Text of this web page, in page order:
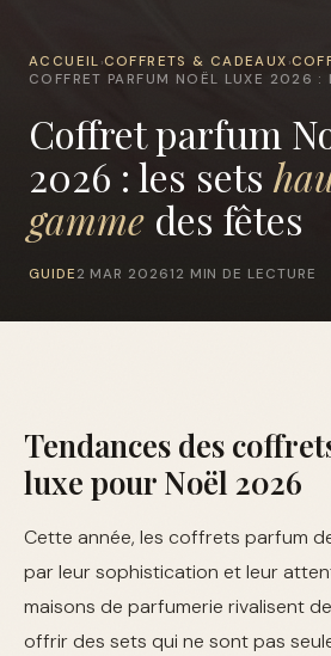
ACCUEIL ›COFFRETS & CADEAUX ›
COFFRET PARFUM NOËL LUXE 2026 :
Coffret parfum
2026 : les sets
gamme des fêtes
GUIDE 2 MAR 202612 MIN DE LECTURE
Tendances des
luxe pour Noël 2026
Cette année, les coffrets parfum
par leur sophistication et leur
maisons de parfumerie rivalisent
offrir des sets qui ne sont pas